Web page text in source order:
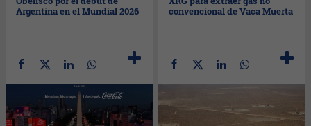
Argentina en el Mundial 2026
convencional de Vaca Muerta